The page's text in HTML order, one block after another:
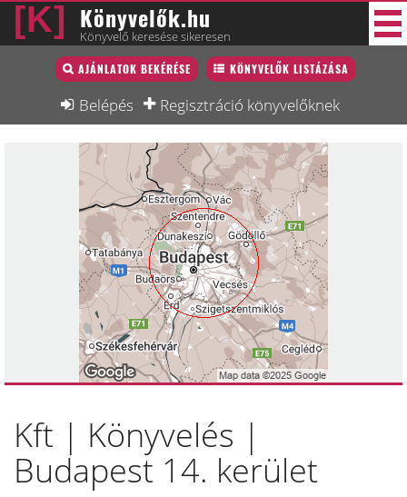
Könyvelők.hu
Könyvelő keresése sikeresen
AJÁNLATOK BEKÉRÉSE KÖNYVELŐK LISTÁZÁSA
Belépés Regisztráció könyvelőknek
Könyvelő lista
Könyvelési munkák
Képzésnaptár
Kft | Könyvelés |
Budapest 14. kerület